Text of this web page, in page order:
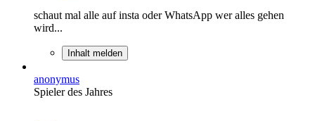
schaut mal alle auf insta oder WhatsApp wer alles gehen
wird...
Inhalt melden
anonymus
Spieler des Jahres